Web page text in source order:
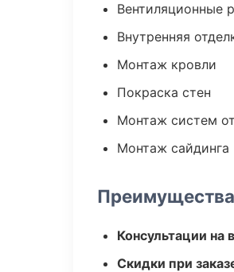
Вентиляционные
Внутренняя
Монтаж кровли
Покраска стен
Монтаж систем
Монтаж сайдинга
Консультации на
Скидки при